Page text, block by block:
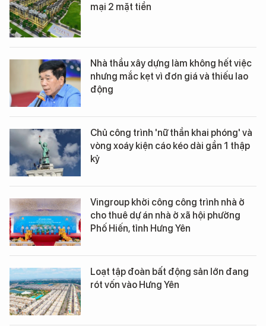
mại 2 mặt tiền
Nhà thầu xây dựng làm không hết việc
nhưng mắc kẹt vì đơn giá và thiếu lao
động
Chủ công trình 'nữ thần khai phóng' và
vòng xoáy kiện cáo kéo dài gần 1 thập
kỷ
Vingroup khởi công công trình nhà ở
cho thuê dự án nhà ở xã hội phường
Phố Hiến, tỉnh Hưng Yên
Loạt tập đoàn bất động sản lớn đang
rót vốn vào Hưng Yên